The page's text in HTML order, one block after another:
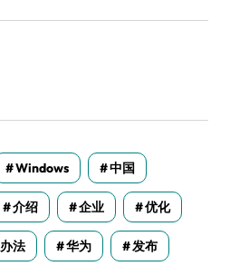
Windows 中国
介绍 企业 优化
办法 华为 发布